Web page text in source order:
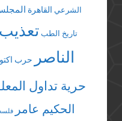
الشرعي القاهرة
تاريخ الطب تعذيب
الناصر
حرب
حرية تداول
الحكيم عامر